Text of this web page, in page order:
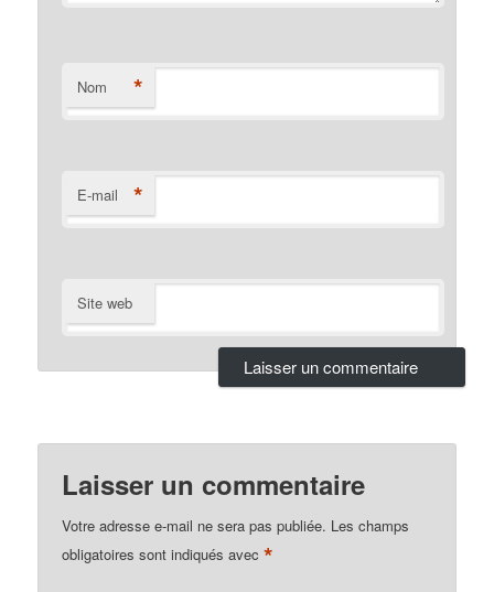
Nom *
E-mail *
Site web
Laisser un commentaire
Votre adresse e-mail ne sera pas publiée. Les champs
obligatoires sont indiqués avec*